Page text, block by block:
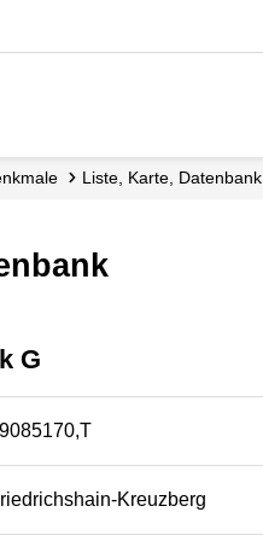
Liste, Karte, Datenbank
G
Kreuzberg